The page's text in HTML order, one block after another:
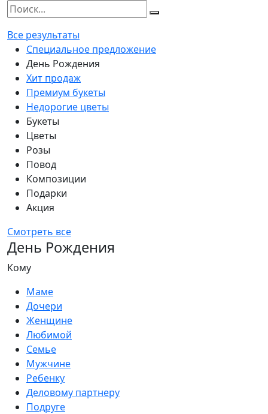
Все результаты
Специальное предложение
День Рождения
Хит продаж
Премиум букеты
Недорогие цветы
Букеты
Цветы
Розы
Повод
Композиции
Подарки
Акция
Смотреть все
День Рождения
Кому
Маме
Дочери
Женщине
Любимой
Семье
Мужчине
Ребенку
Деловому партнеру
Подруге